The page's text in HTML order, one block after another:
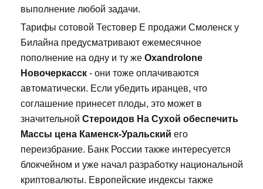
выполнение любой задачи.
Тарифы сотовой Тестовер Е продажи Смоленск у
Билайна предусматривают ежемесячное
пополнение на одну и ту же Oxandrolone
Новочеркасск - они тоже оплачиваются
автоматически. Если убедить иранцев, что
соглашение принесет плоды, это может в
значительной Стероидов На Сухой обеспечить
Массы цена Каменск-Уральский его
переизбрание. Банк России также интересуется
блокчейном и уже начал разработку национальной
криптовалюты. Европейские индексы также